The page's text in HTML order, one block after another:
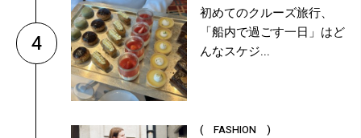
4
初めてのクルーズ旅行、
「船内で過ごす一日」はど
んなスケジ...
( FASHION )